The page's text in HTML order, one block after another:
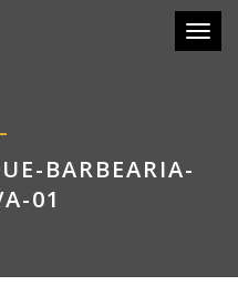
BARBEARIA-
01